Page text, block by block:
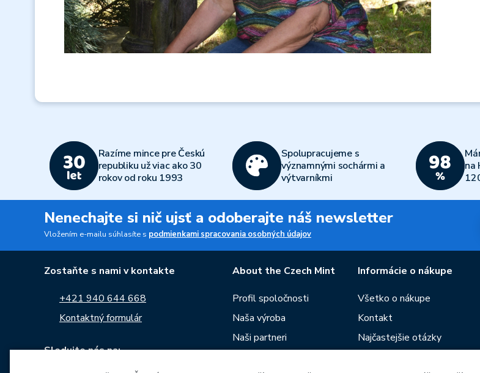
Razíme mince pre Českú
republiku už viac ako 30
rokov od roku 1993
Spolupracujeme s
významnými sochármi a
výtvarníkmi
na
Nenechajte si nič ujsť a odoberajte náš newsletter
Vložením e-mailu súhlasíte s podmienkami spracovania osobných údajov
Zostaňte s nami v kontakte
+421 940 644 668
Kontaktný formulár
Sledujte nás na:
About the Czech Mint
Profil spoločnosti
Naša výroba
Naši partneri
Informácie o nákupe
Všetko o nákupe
Kontakt
Najčastejšie otázky